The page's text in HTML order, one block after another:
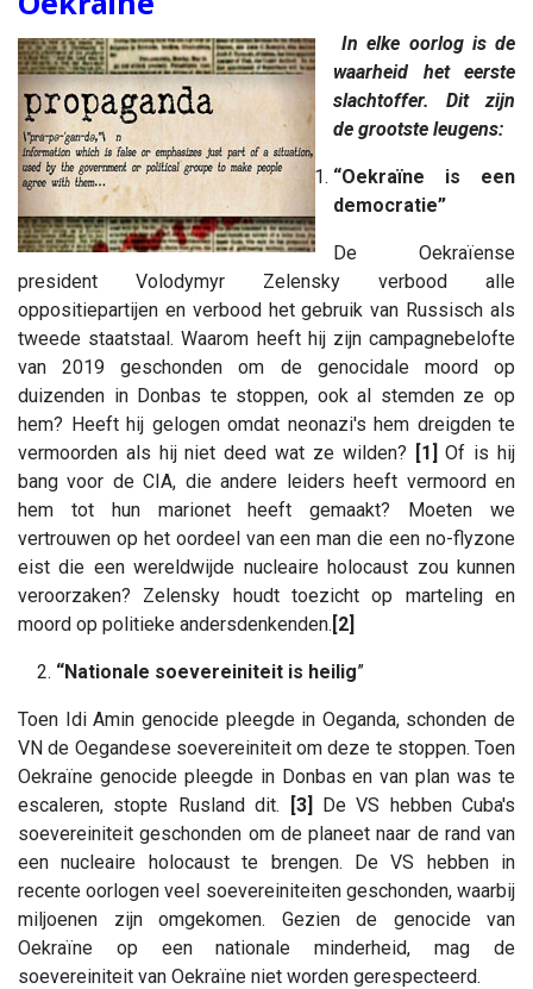
In elke oorlog is de
waarheid het eerste
slachtoffer. Dit zijn
de grootste leugens:
“Oekraïne is een
democratie”
De Oekraïense
president Volodymyr Zelensky verbood alle
oppositiepartijen en verbood het gebruik van Russisch als
tweede staatstaal. Waarom heeft hij zijn campagnebelofte
van 2019 geschonden om de genocidale moord op
duizenden in Donbas te stoppen, ook al stemden ze op
hem? Heeft hij gelogen omdat neonazi's hem dreigden te
vermoorden als hij niet deed wat ze wilden? [1] Of is hij
bang voor de CIA, die andere leiders heeft vermoord en
hem tot hun marionet heeft gemaakt? Moeten we
vertrouwen op het oordeel van een man die een no-flyzone
eist die een wereldwijde nucleaire holocaust zou kunnen
veroorzaken? Zelensky houdt toezicht op marteling en
moord op politieke andersdenkenden. [2]
“Nationale soevereiniteit is heilig”
Toen Idi Amin genocide pleegde in Oeganda, schonden de
VN de Oegandese soevereiniteit om deze te stoppen. Toen
Oekraïne genocide pleegde in Donbas en van plan was te
escaleren, stopte Rusland dit.
[3]
De VS hebben Cuba's
soevereiniteit geschonden om de planeet naar de rand van
een nucleaire holocaust te brengen. De VS hebben in
recente oorlogen veel soevereiniteiten geschonden, waarbij
miljoenen zijn omgekomen. Gezien de genocide van
Oekraïne op een nationale minderheid, mag de
soevereiniteit van Oekraïne niet worden gerespecteerd.